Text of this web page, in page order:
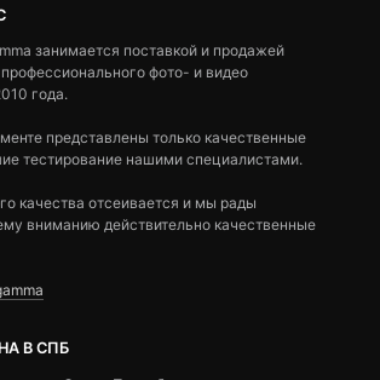
занимается поставкой и продажей
фото- и видео
года.
представлены только качественные
тестирование нашими специалистами.
качества отсеивается и мы рады
вниманию действительно качественные
В СПБ